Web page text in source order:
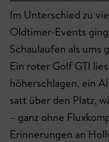
Im Unterschied zu
Oldtimer-Events
Schaulaufen als ums
Ein roter Golf GTI
höherschlagen, ein
satt über den Platz,
– ganz ohne
Erinnerungen an